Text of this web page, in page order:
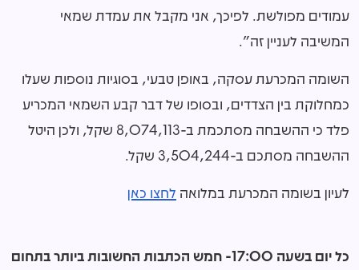
עמודים מפולשת. לפיכך, אני מקבל את עמדת שמאי
המשיבה לעניין זה".
השומה המכרעת עסקה, באופן טבעי, בסוגיות נוספות שעלו
כמחלוקת בין הצדדים, ובסופו של דבר קבע השמאי המכריע
פלד כי ההשבחה מסתכמת ב-8,074,113 שקל, ולכן היטל
ההשבחה מסתכם ב-3,504,244 שקל.
לעיון בשומה המכרעת במלואה לחצו כאן
כל יום בשעה 17:00- חמש הכתבות החשובות ביותר בתחום